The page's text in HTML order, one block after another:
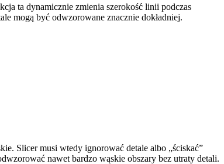
ta dynamicznie zmienia szerokość linii podczas
mogą być odwzorowane znacznie dokładniej.
Slicer musi wtedy ignorować detale albo „ściskać”
nawet bardzo wąskie obszary bez utraty detali.